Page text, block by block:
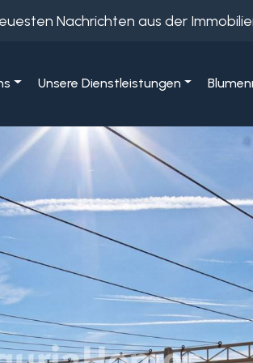
Nachrichten aus der
Unsere Dienstleistungen